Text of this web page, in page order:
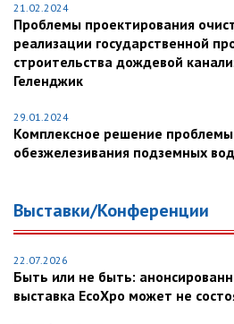
21.02.2024
Проблемы проектирования
реализации государственной
строительства дождевой
Геленджик
29.01.2024
Комплексное решение
обезжелезивания подземных вод
Выставки/Конференции
22.07.2026
Быть или не быть:
выставка EcoXpo может не